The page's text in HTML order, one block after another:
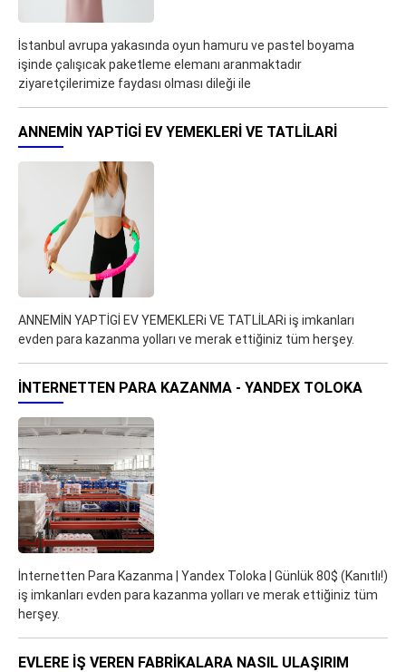
İstanbul avrupa yakasında oyun hamuru ve pastel boyama
işinde çalışıcak paketleme elemanı aranmaktadır
ziyaretçilerimize faydası olması dileği ile
ANNEMİN YAPTİGİ EV YEMEKLERI VE TATLİLARI
ANNEMİN YAPTİGİ EV YEMEKLERi VE TATLİLARi iş imkanları
evden para kazanma yolları ve merak ettiğiniz tüm herşey.
İNTERNETTEN PARA KAZANMA - YANDEX TOLOKA
İnternetten Para Kazanma | Yandex Toloka | Günlük 80$ (Kanıtlı!)
iş imkanları evden para kazanma yolları ve merak ettiğiniz tüm
herşey.
EVLERE İŞ VEREN FABRIKALARA NASIL ULAŞIRIM